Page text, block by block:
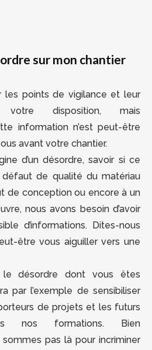
sur mon chantier
les points de vigilance et leur
disposition, mais
information n’est peut-être
avant votre chantier.
d’un désordre, savoir si ce
de qualité du matériau
de conception ou encore à un
nous avons besoin d’avoir
d’informations. Dites-nous
être vous aiguiller vers une
le désordre dont vous êtes
par l’exemple de sensibiliser
de projets et les futurs
nos formations. Bien
pas là pour incriminer